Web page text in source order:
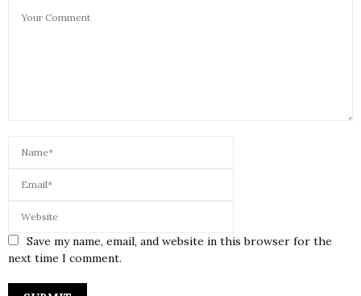
Save my name, email, and website in this browser for the
next time I comment.